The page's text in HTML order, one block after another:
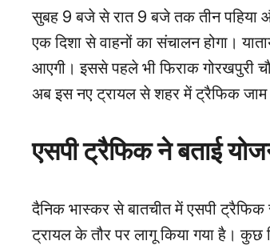
सुबह 9 बजे से रात 9 बजे तक तीन पहिया
एक दिशा से वाहनों का संचालन होगा।
आएगी। इससे पहले भी फिराक गोरखपुरी
अब इस नए ट्रायल से शहर में ट्रैफिक जाम
एसपी ट्रैफिक ने बताई
दैनिक भास्कर से बातचीत में एसपी
ट्रायल के तौर पर लागू किया गया है। कुछ